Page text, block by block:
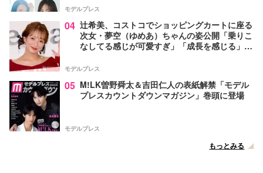
モデルプレス
04 辻希美、コストコでショッピングカートに座る
次女・夢空（ゆめあ）ちゃんの姿公開「乗りこ
なしてる感じが可愛すぎ」「成長を感じる」の
モデルプレス
05 M!LK曽野舜太＆吉田仁人の表紙解禁「モデル
プレスカウントダウンマガジン」巻頭に登場
モデルプレス
もっとみる